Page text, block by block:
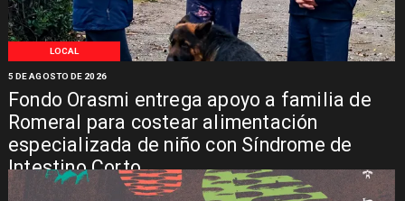
LOCAL
Fondo Orasmi entrega apoyo a familia de
Romeral para costear alimentación
especializada de niño con Síndrome de
Intestino Corto
5 DE AGOSTO DE 2026